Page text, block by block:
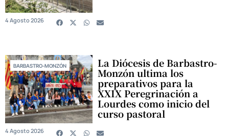
4 Agosto 2026
BARBASTRO-MONZÓN La Diócesis de Barbastro-
Monzón ultima los
preparativos para la
XXIX Peregrinación a
Lourdes como inicio del
curso pastoral
4 Agosto 2026